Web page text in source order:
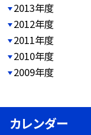
2013年度
2012年度
2011年度
2010年度
2009年度
カレンダー